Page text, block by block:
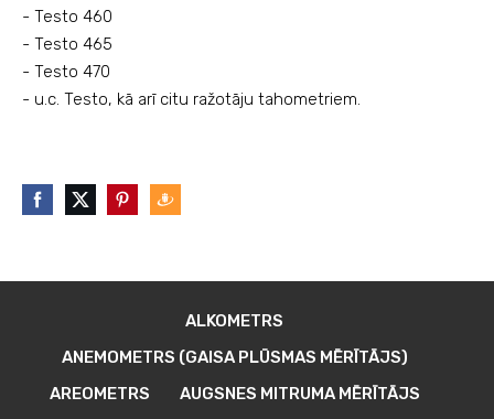
- Testo 460
- Testo 465
- Testo 470
- u.c. Testo, kā arī citu ražotāju tahometriem.
ALKOMETRS
ANEMOMETRS (GAISA PLŪSMAS MĒRĪTĀJS)
AREOMETRS
AUGSNES MITRUMA MĒRĪTĀJS